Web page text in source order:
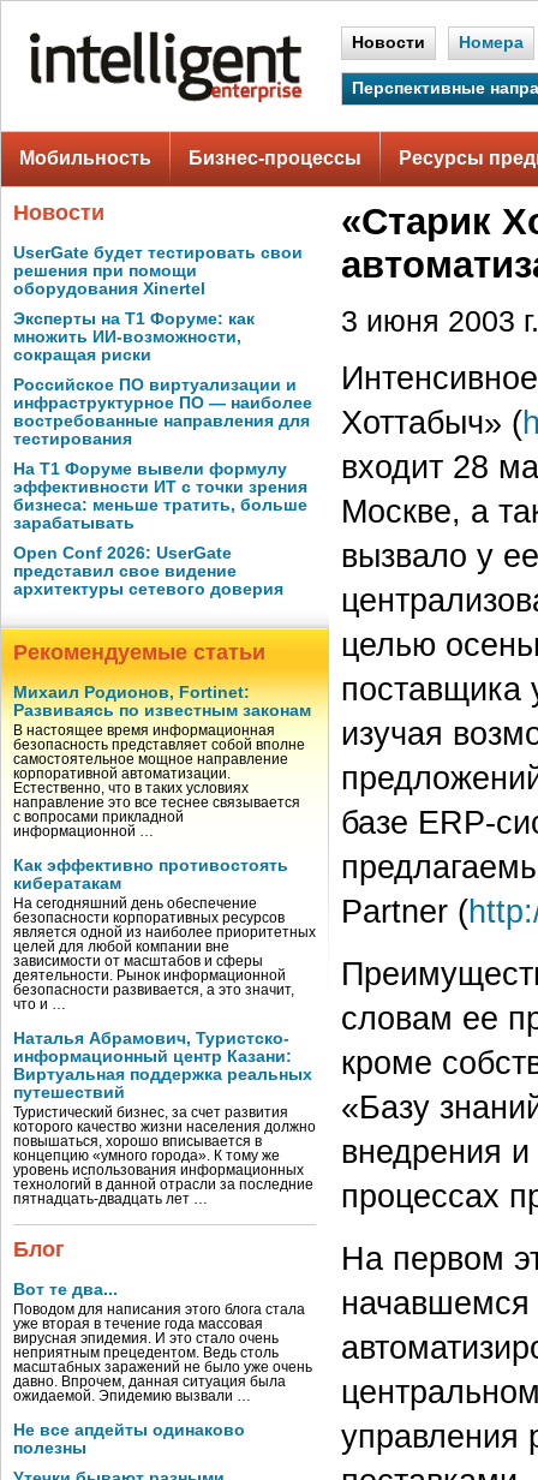
Новости Номера
Перспективные
Мобильность Бизнес-процессы Ресурсы
Новости
UserGate будет тестировать свои
решения при помощи
оборудования Xinertel
Эксперты на Т1 Форуме: как
множить ИИ-возможности,
сокращая риски
Российское ПО виртуализации и
инфраструктурное ПО — наиболее
востребованные направления для
тестирования
На Т1 Форуме вывели формулу
эффективности ИТ с точки зрения
бизнеса: меньше тратить, больше
зарабатывать
Open Conf 2026: UserGate
представил свое видение
архитектуры сетевого доверия
Рекомендуемые статьи
Михаил Родионов, Fortinet:
Развиваясь по известным законам
В настоящее время информационная
безопасность представляет собой вполне
самостоятельное мощное направление
корпоративной автоматизации.
Естественно, что в таких условиях
направление это все теснее связывается
с вопросами прикладной
информационной …
Как эффективно противостоять
кибератакам
На сегодняшний день обеспечение
безопасности корпоративных ресурсов
является одной из наиболее приоритетных
целей для любой компании вне
зависимости от масштабов и сферы
деятельности. Рынок информационной
безопасности развивается, а это значит,
что и …
Наталья Абрамович, Туристско-
информационный центр Казани:
Виртуальная поддержка реальных
путешествий
Туристический бизнес, за счет развития
которого качество жизни населения должно
повышаться, хорошо вписывается в
концепцию «умного города». К тому же
уровень использования информационных
технологий в данной отрасли за последние
пятнадцать-двадцать лет …
Блог
Вот те два...
Поводом для написания этого блога стала
уже вторая в течение года массовая
вирусная эпидемия. И это стало очень
неприятным прецедентом. Ведь столь
масштабных заражений не было уже очень
давно. Впрочем, данная ситуация была
ожидаемой. Эпидемию вызвали …
Не все апдейты одинаково
полезны
«Старик
3 июня 2003 г.
Хоттабыч» (
входит 28
Москве, а
вызвало у
целью
поставщика
изучая
базе ERP-
Partner (
словам ее
кроме
«Базу
внедрения
процессах
На первом
начавшемся
управления